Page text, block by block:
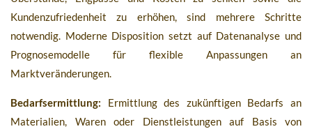
Kundenzufriedenheit zu erhöhen, sind mehrere Schritte
notwendig. Moderne Disposition setzt auf Datenanalyse und
Prognosemodelle für flexible Anpassungen an
Marktveränderungen.
Bedarfsermittlung: Ermittlung des zukünftigen Bedarfs an
Materialien, Waren oder Dienstleistungen auf Basis von